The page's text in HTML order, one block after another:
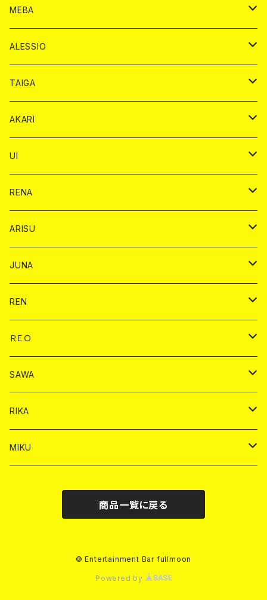
プレミアム カード
１ドリンクカード
ショット
チェキ カード
チェキ １５００円
ヴーヴクリコ カード
ノーマル カード
プレミアム カード
ドリンク カード
１ドリンク カード
ショット
チェキ カード
チェキ １５００円
1ドリンク
ショット
チェキ
BAIKA
ドリンク
シャンパン
ショット
チェキ
BAIKA
MEBA
ドリンク
シャンパンカード
ドリンクカード
チップ
チェキ
ALESSIO
ドリンク
シャンパン
1ドリンク
チップ
TAIGA
ドリンク
シャンパン
1ドリンク
チップ
AKARI
ドリンク
1ドリンク
ショット
UI
バイカ
ドリンク
シャンパン
ドリンク
チェキ
RENA
バイカ
ドリンク
ドリンク
ヤードグラス
チェキ
ARISU
バイカ
ドリンク
ドリンク
シャンパン
チェキ
JUNA
バイカ
ドリンク
シャンパン
ヤードグラス
チェキ
REN
バイカ
ドリンク
ショット
シャンパン
チェキ
ＲＥＯ
ドリンク
シャンパン
ショット
バイカ
チェキ
SAWA
ドリンク
シャンパン
バイカ
RIKA
ドリンク
MIKU
商品一覧に戻る
© Entertainment Bar fullmoon
Powered by